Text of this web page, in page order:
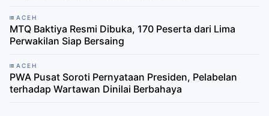
ACEH
MTQ Baktiya Resmi Dibuka, 170 Peserta dari Lima
Perwakilan Siap Bersaing
ACEH
PWA Pusat Soroti Pernyataan Presiden, Pelabelan
terhadap Wartawan Dinilai Berbahaya